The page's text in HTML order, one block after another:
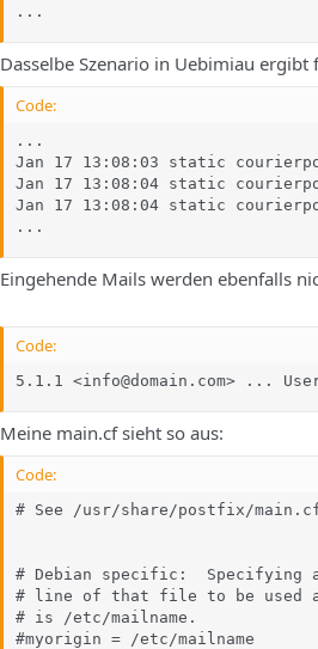
...
Dasselbe Szenario in Uebimiau
Code:
...
Jan 17 13:08:03 static
Jan 17 13:08:04 static
Jan 17 13:08:04 static
...
Eingehende Mails werden ebenfalls
Code:
5.1.1 <info@domain.com> ...
Meine main.cf sieht so aus:
Code:
# See /usr/share/postfix/
# Debian specific:
# line of that file to be used
# is /etc/mailname.
#myorigin = /etc/mailname